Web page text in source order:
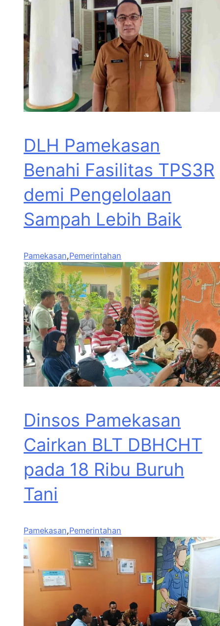
DLH Pamekasan
Benahi Fasilitas TPS3R
demi Pengelolaan
Sampah Lebih Baik
Pamekasan,Pemerintahan
Dinsos Pamekasan
Cairkan BLT DBHCHT
pada 18 Ribu Buruh
Tani
Pamekasan,Pemerintahan